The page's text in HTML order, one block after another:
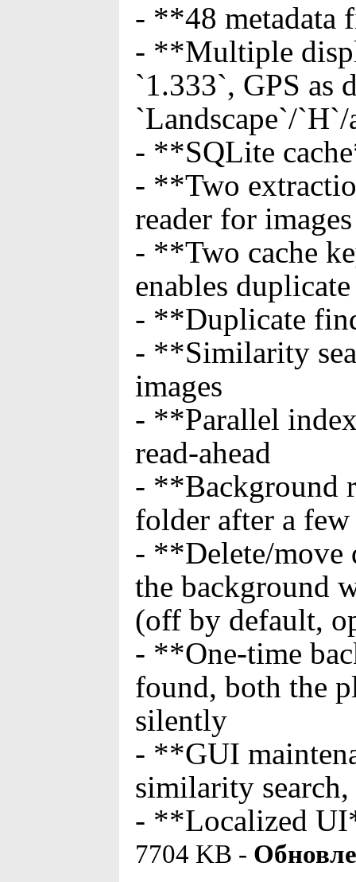
- **48 metadata
- **Multiple
`1.333`, GPS as
`Landscape`/
- **SQLite
- **Two
reader for
- **Two cache
enables
- **Duplicate
- **Similarity
images
- **Parallel
read-ahead
- **Background
folder after a
- **Delete/move
the background
(off by default,
- **One-time
found, both the
silently
- **GUI
similarity
- **Localized
7704 KB -